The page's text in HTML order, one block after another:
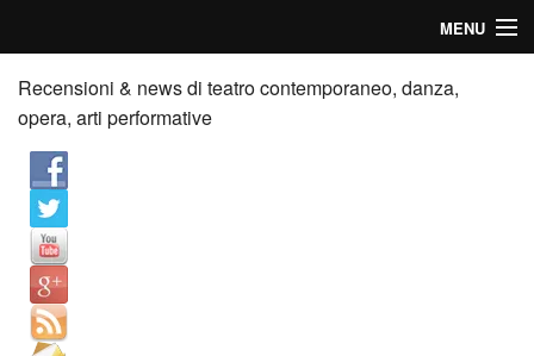
MENU
Home
Recensioni
Anticipazioni
News
Palazzi consiglia
Recensioni & news di teatro contemporaneo, danza,
opera, arti performative